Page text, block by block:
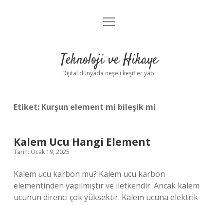
Anasayfa
Yasal Uyarı
menüyü
Teknoloji ve Hikaye
Dijital dünyada neşeli keşifler yap!
Etiket: Kurşun element mi bileşik mi
Kalem Ucu Hangi Element
Tarih: Ocak 19, 2025
Kalem ucu karbon mu? Kalem ucu karbon
elementinden yapılmıştır ve iletkendir. Ancak kalem
ucunun direnci çok yüksektir. Kalem ucuna elektrik